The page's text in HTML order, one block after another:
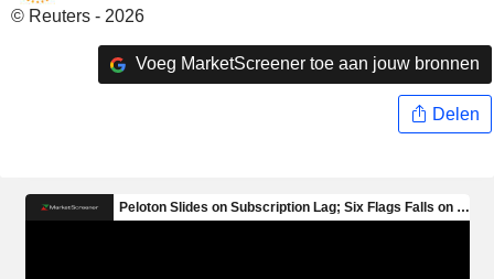
© Reuters - 2026
Voeg MarketScreener toe aan jouw bronnen
Delen